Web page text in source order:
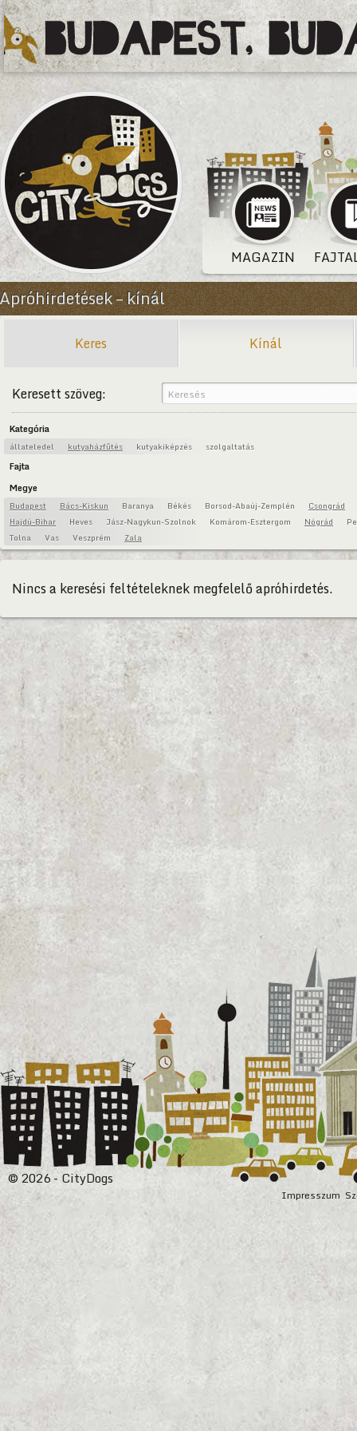
MAGAZIN
Apróhirdetések – kínál
Keres Kínál
Keresett szöveg:
Kategória
állateledel kutyaházfűtés kutyakiképzés szolgaltatás
Fajta
Megye
Budapest Bács-Kiskun Baranya Békés Borsod-Abaúj-Zemplén
Csongrád
Hajdú-Bihar
Heves Jász-Nagykun-Szolnok Komárom-Esztergom Nógrád
Tolna
Vas Veszprém Zala
Nincs a keresési feltételeknek megfelelő apróhirdetés.
Impresszum
© 2026 - CityDogs